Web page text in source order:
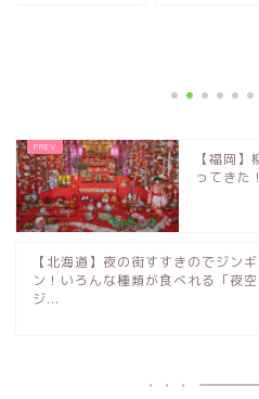
【福岡
ってきた
【北海道】夜の街すすきのでジン
ン！いろんな種類が食べれる「夜空
ジ...